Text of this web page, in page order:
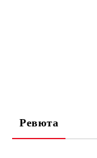
Ревюта